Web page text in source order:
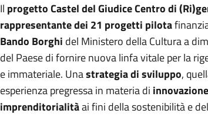
Il progetto Castel del Giudice Centro di
rappresentante dei 21 progetti pilota
Bando Borghi del Ministero della Cultura a
del Paese di fornire nuova linfa vitale per la
e immateriale. Unastrategia di sviluppo,
esperienza pregressa in materia di
imprenditorialitàai fini della sostenibilità e